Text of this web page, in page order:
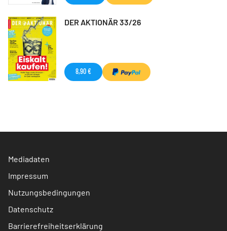
DER AKTIONÄR 33/26
8,90 €
Mediadaten
Impressum
Nutzungsbedingungen
Datenschutz
Barrierefreiheitserklärung